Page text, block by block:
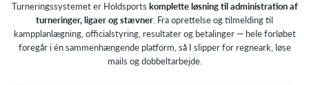
Turneringssystemet er Holdsports komplette løsning til administration af
turneringer, ligaer og stævner . Fra oprettelse og tilmelding til
kampplanlægning, officialstyring, resultater og betalinger — hele forløbet
foregår i én sammenhængende platform, så I slipper for regneark, løse
mails og dobbeltarbejde.